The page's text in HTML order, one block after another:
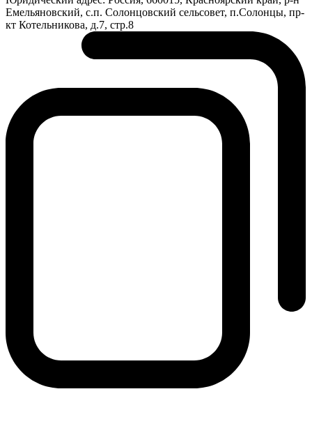
Емельяновский, с.п. Солонцовский сельсовет, п.Солонцы, пр-
кт Котельникова, д.7, стр.8